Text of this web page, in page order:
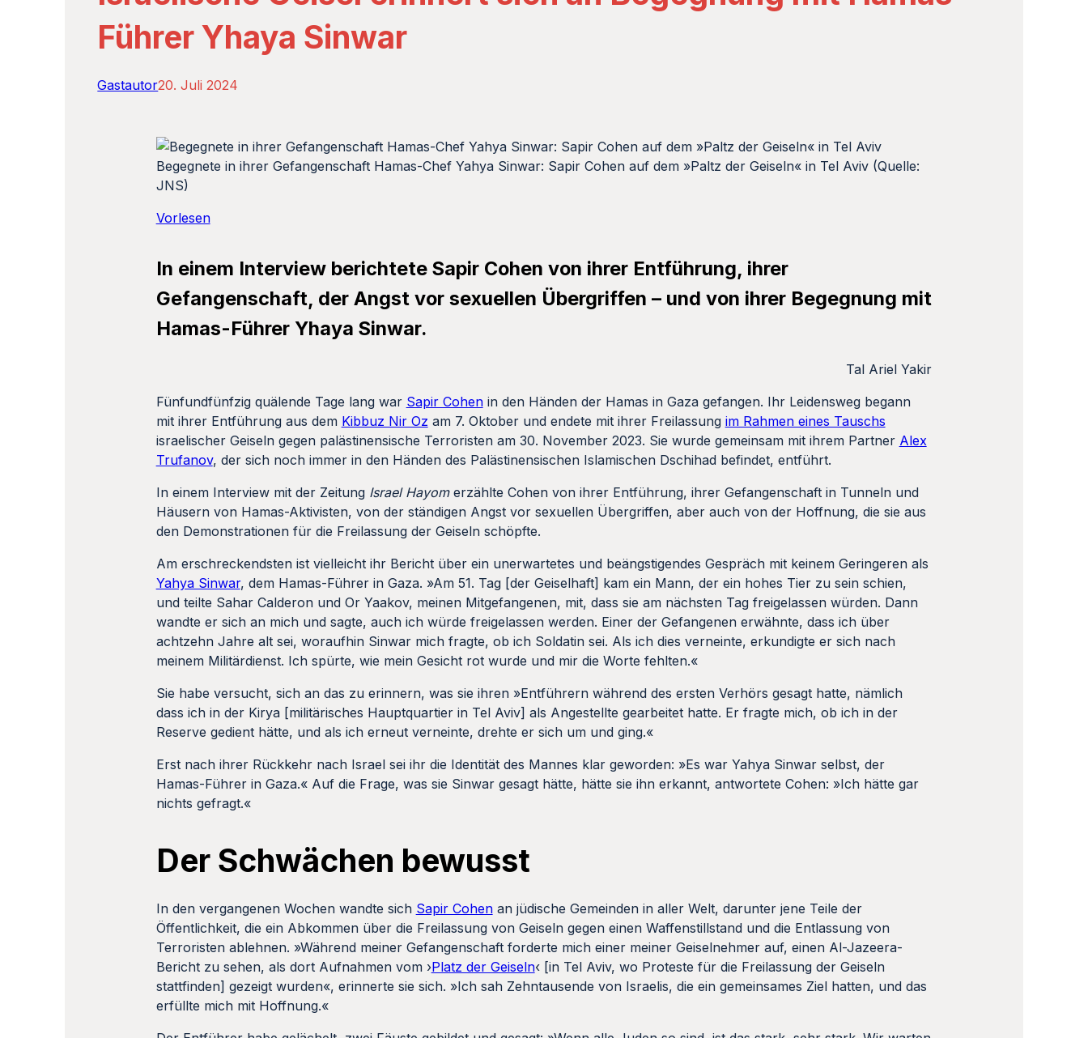
Führer Yhaya Sinwar
Gastautor20. Juli 2024
Begegnete in ihrer Gefangenschaft Hamas-Chef Yahya Sinwar: Sapir Cohen auf dem »Paltz der Geiseln« in Tel Aviv (Quelle:
JNS)
Vorlesen
In einem Interview berichtete Sapir Cohen von ihrer Entführung, ihrer
Gefangenschaft, der Angst vor sexuellen Übergriffen – und von ihrer Begegnung mit
Hamas-Führer Yhaya Sinwar.
Tal Ariel Yakir
Fünfundfünfzig quälende Tage lang war Sapir Cohenin den Händen der Hamas in Gaza gefangen. Ihr Leidensweg begann
mit ihrer Entführung aus dem Kibbuz Nir Oz am 7. Oktober und endete mit ihrer Freilassung im Rahmen eines Tauschs
israelischer Geiseln gegen palästinensische Terroristen am 30. November 2023. Sie wurde gemeinsam mit ihrem Partner Alex
Trufanov, der sich noch immer in den Händen des Palästinensischen Islamischen Dschihad befindet, entführt.
In einem Interview mit der Zeitung Israel Hayomerzählte Cohen von ihrer Entführung, ihrer Gefangenschaft in Tunneln und
Häusern von Hamas-Aktivisten, von der ständigen Angst vor sexuellen Übergriffen, aber auch von der Hoffnung, die sie aus
den Demonstrationen für die Freilassung der Geiseln schöpfte.
Am erschreckendsten ist vielleicht ihr Bericht über ein unerwartetes und beängstigendes Gespräch mit keinem Geringeren als
Yahya Sinwar, dem Hamas-Führer in Gaza. »Am 51. Tag [der Geiselhaft] kam ein Mann, der ein hohes Tier zu sein schien,
und teilte Sahar Calderon und Or Yaakov, meinen Mitgefangenen, mit, dass sie am nächsten Tag freigelassen würden. Dann
wandte er sich an mich und sagte, auch ich würde freigelassen werden. Einer der Gefangenen erwähnte, dass ich über
achtzehn Jahre alt sei, woraufhin Sinwar mich fragte, ob ich Soldatin sei. Als ich dies verneinte, erkundigte er sich nach
meinem Militärdienst. Ich spürte, wie mein Gesicht rot wurde und mir die Worte fehlten.«
Sie habe versucht, sich an das zu erinnern, was sie ihren »Entführern während des ersten Verhörs gesagt hatte, nämlich
dass ich in der Kirya [militärisches Hauptquartier in Tel Aviv] als Angestellte gearbeitet hatte. Er fragte mich, ob ich in der
Reserve gedient hätte, und als ich erneut verneinte, drehte er sich um und ging.«
Erst nach ihrer Rückkehr nach Israel sei ihr die Identität des Mannes klar geworden: »Es war Yahya Sinwar selbst, der
Hamas-Führer in Gaza.« Auf die Frage, was sie Sinwar gesagt hätte, hätte sie ihn erkannt, antwortete Cohen: »Ich hätte gar
nichts gefragt.«
Der Schwächen bewusst
In den vergangenen Wochen wandte sich Sapir Cohenan jüdische Gemeinden in aller Welt, darunter jene Teile der
Öffentlichkeit, die ein Abkommen über die Freilassung von Geiseln gegen einen Waffenstillstand und die Entlassung von
Terroristen ablehnen. »Während meiner Gefangenschaft forderte mich einer meiner Geiselnehmer auf, einen Al-Jazeera-
Bericht zu sehen, als dort Aufnahmen vom ›Platz der Geiseln‹ [in Tel Aviv, wo Proteste für die Freilassung der Geiseln
stattfinden] gezeigt wurden«, erinnerte sie sich. »Ich sah Zehntausende von Israelis, die ein gemeinsames Ziel hatten, und das
erfüllte mich mit Hoffnung.«